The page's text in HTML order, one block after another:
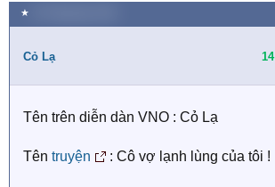
a
c
i
n
★
Cỏ Lạ 14
Tên trên diễn dàn VNO : Cỏ Lạ
Tên truyện : Cô vợ lạnh lùng của tôi !